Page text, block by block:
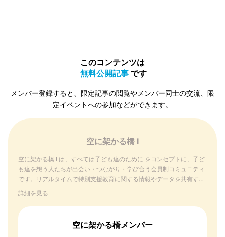
このコンテンツは
無料公開記事 です
メンバー登録すると、限定記事の閲覧やメンバー同士の交流、限
定イベントへの参加などができます。
空に架かる橋 I
空に架かる橋 I は、すべては子ども達のために をコンセプトに、子ど
も達を想う人たちが出会い・つながり・学び合う会員制コミュニティ
です。リアルタイムで特別支援教育に関する情報やデータを共有する
ことができるのは、空に架かる橋 I だけです。
詳細を見る
空に架かる橋メンバー